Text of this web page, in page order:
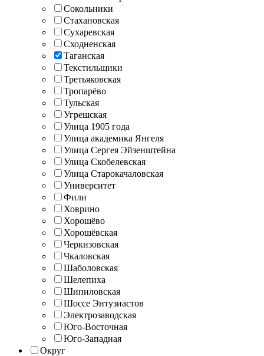
Сокольники
Стахановская
Сухаревская
Сходненская
Таганская
Текстильщики
Третьяковская
Тропарёво
Тульская
Угрешская
Улица 1905 года
Улица академика Янгеля
Улица Сергея Эйзенштейна
Улица Скобелевская
Улица Старокачаловская
Университет
Фили
Ховрино
Хорошёво
Хорошёвская
Черкизовская
Чкаловская
Шаболовская
Шелепиха
Шипиловская
Шоссе Энтузиастов
Электрозаводская
Юго-Восточная
Юго-Западная
Округ